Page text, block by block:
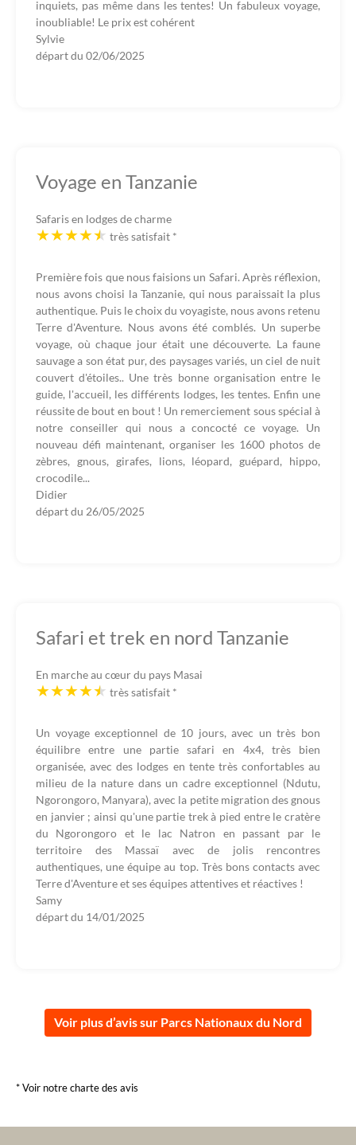
inquiets, pas même dans les tentes! Un fabuleux voyage,
inoubliable! Le prix est cohérent
Sylvie
départ du 02/06/2025
Voyage en Tanzanie
Safaris en lodges de charme
très satisfait *
Première fois que nous faisions un Safari. Après réflexion,
nous avons choisi la Tanzanie, qui nous paraissait la plus
authentique. Puis le choix du voyagiste, nous avons retenu
Terre d'Aventure. Nous avons été comblés. Un superbe
voyage, où chaque jour était une découverte. La faune
sauvage a son état pur, des paysages variés, un ciel de nuit
couvert d'étoiles.. Une très bonne organisation entre le
guide, l'accueil, les différents lodges, les tentes. Enfin une
réussite de bout en bout ! Un remerciement sous spécial à
notre conseiller qui nous a concocté ce voyage. Un
nouveau défi maintenant, organiser les 1600 photos de
zèbres, gnous, girafes, lions, léopard, guépard, hippo,
crocodile...
Didier
départ du 26/05/2025
Safari et trek en nord Tanzanie
En marche au cœur du pays Masai
très satisfait *
Un voyage exceptionnel de 10 jours, avec un très bon
équilibre entre une partie safari en 4x4, très bien
organisée, avec des lodges en tente très confortables au
milieu de la nature dans un cadre exceptionnel (Ndutu,
Ngorongoro, Manyara), avec la petite migration des gnous
en janvier ; ainsi qu'une partie trek à pied entre le cratère
du Ngorongoro et le lac Natron en passant par le
territoire des Massaï avec de jolis rencontres
authentiques, une équipe au top. Très bons contacts avec
Terre d'Aventure et ses équipes attentives et réactives !
Samy
départ du 14/01/2025
Voir plus d’avis sur Parcs Nationaux du Nord
* Voir notre charte des avis